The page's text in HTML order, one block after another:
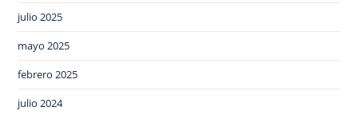
julio 2025
mayo 2025
febrero 2025
julio 2024